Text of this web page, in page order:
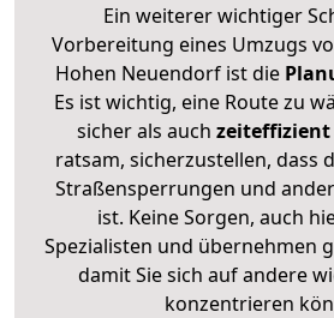
Ein weiterer wichtiger
Vorbereitung eines Umzugs
Hohen Neuendorf ist die
Es ist wichtig, eine Route zu
sicher als auch zeiteffizient
ratsam, sicherzustellen, dass
Straßensperrungen und
ist. Keine Sorgen, auch
Spezialisten und übernehmen
damit Sie sich auf andere
konzentrieren